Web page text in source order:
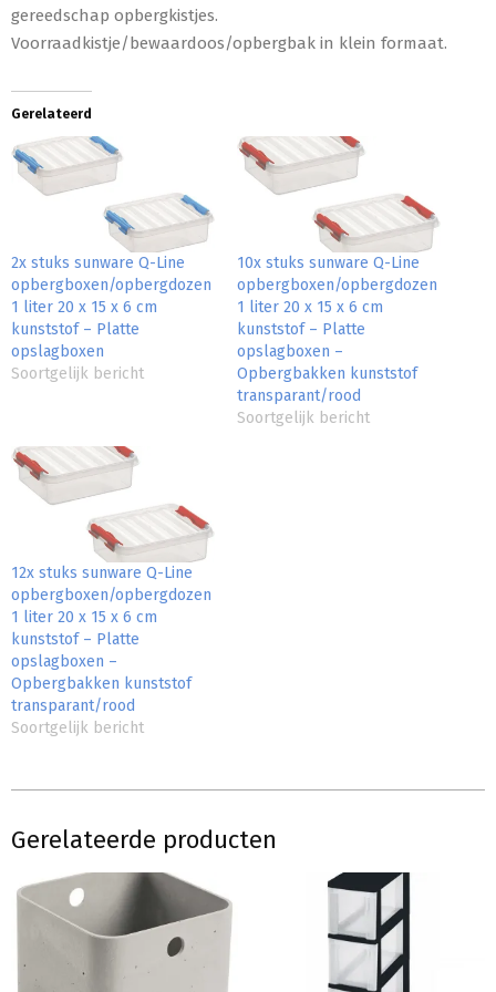
gereedschap opbergkistjes.
Voorraadkistje/bewaardoos/opbergbak in klein formaat.
Gerelateerd
2x stuks sunware Q-Line
opbergboxen/opbergdozen
1 liter 20 x 15 x 6 cm
kunststof – Platte
opslagboxen
Soortgelijk bericht
10x stuks sunware Q-Line
opbergboxen/opbergdozen
1 liter 20 x 15 x 6 cm
kunststof – Platte
opslagboxen –
Opbergbakken kunststof
transparant/rood
Soortgelijk bericht
12x stuks sunware Q-Line
opbergboxen/opbergdozen
1 liter 20 x 15 x 6 cm
kunststof – Platte
opslagboxen –
Opbergbakken kunststof
transparant/rood
Soortgelijk bericht
Gerelateerde producten